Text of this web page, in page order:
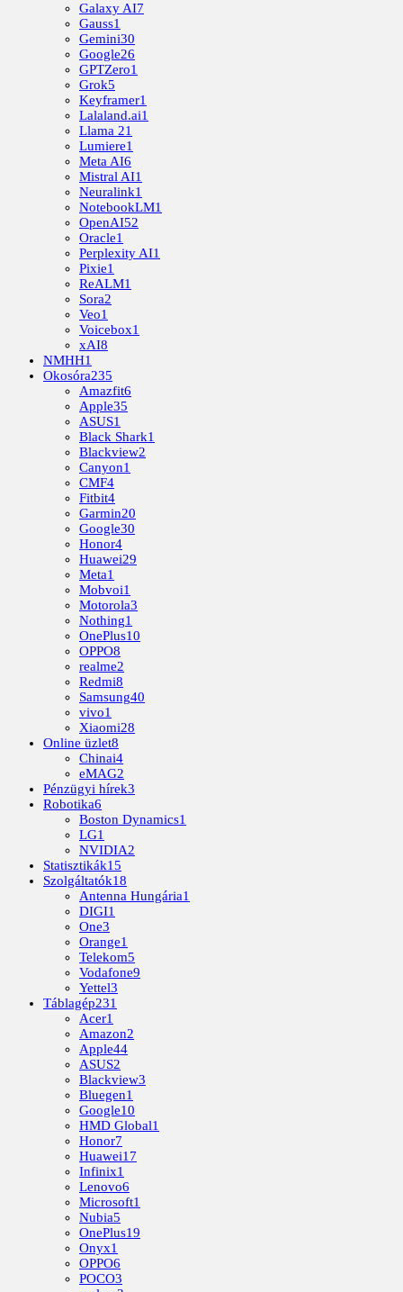
Galaxy AI7
Gauss1
Gemini30
Google26
GPTZero1
Grok5
Keyframer1
Lalaland.ai1
Llama 21
Lumiere1
Meta AI6
Mistral AI1
Neuralink1
NotebookLM1
OpenAI52
Oracle1
Perplexity AI1
Pixie1
ReALM1
Sora2
Veo1
Voicebox1
xAI8
NMHH1
Okosóra235
Amazfit6
Apple35
ASUS1
Black Shark1
Blackview2
Canyon1
CMF4
Fitbit4
Garmin20
Google30
Honor4
Huawei29
Meta1
Mobvoi1
Motorola3
Nothing1
OnePlus10
OPPO8
realme2
Redmi8
Samsung40
vivo1
Xiaomi28
Online üzlet8
Chinai4
eMAG2
Pénzügyi hírek3
Robotika6
Boston Dynamics1
LG1
NVIDIA2
Statisztikák15
Szolgáltatók18
Antenna Hungária1
DIGI1
One3
Orange1
Telekom5
Vodafone9
Yettel3
Táblagép231
Acer1
Amazon2
Apple44
ASUS2
Blackview3
Bluegen1
Google10
HMD Global1
Honor7
Huawei17
Infinix1
Lenovo6
Microsoft1
Nubia5
OnePlus19
Onyx1
OPPO6
POCO3